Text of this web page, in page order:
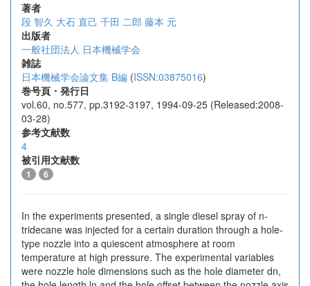
著者
段 智久 大石 直己 千田 二郎 藤本 元
出版者
一般社団法人 日本機械学会
雑誌
日本機械学会論文集 B編 (ISSN:03875016)
巻号頁・発行日
vol.60, no.577, pp.3192-3197, 1994-09-25 (Released:2008-
03-28)
参考文献数
4
被引用文献数
1 6
In the experiments presented, a single diesel spray of n-
tridecane was injected for a certain duration through a hole-
type nozzle into a quiescent atmosphere at room
temperature at high pressure. The experimental variables
were nozzle hole dimensions such as the hole diameter dn,